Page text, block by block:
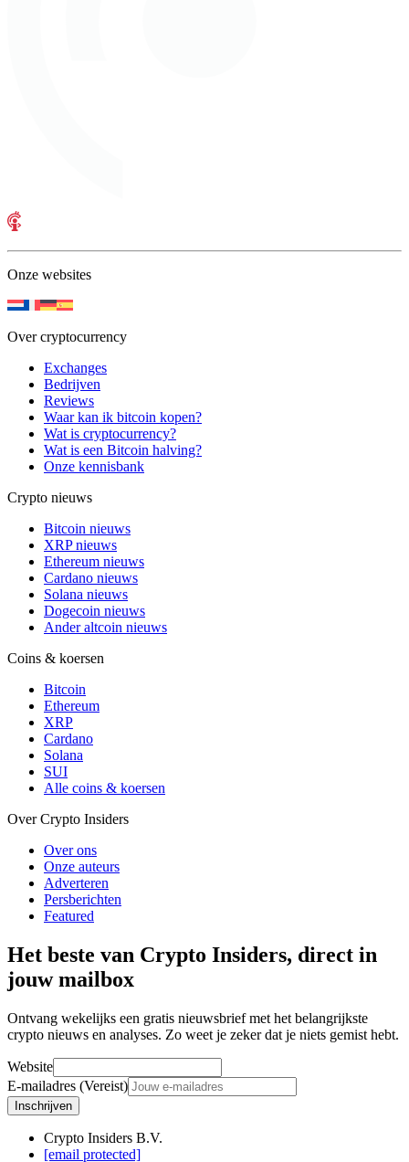
Onze websites
Over cryptocurrency
Exchanges
Bedrijven
Reviews
Waar kan ik bitcoin kopen?
Wat is cryptocurrency?
Wat is een Bitcoin halving?
Onze kennisbank
Crypto nieuws
Bitcoin nieuws
XRP nieuws
Ethereum nieuws
Cardano nieuws
Solana nieuws
Dogecoin nieuws
Ander altcoin nieuws
Coins & koersen
Bitcoin
Ethereum
XRP
Cardano
Solana
SUI
Alle coins & koersen
Over Crypto Insiders
Over ons
Onze auteurs
Adverteren
Persberichten
Featured
Het beste van Crypto Insiders, direct in
jouw mailbox
Ontvang wekelijks een gratis nieuwsbrief met het belangrijkste
crypto nieuws en analyses. Zo weet je zeker dat je niets gemist hebt.
Website
E-mailadres (Vereist)
Inschrijven
Crypto Insiders B.V.
[email protected]